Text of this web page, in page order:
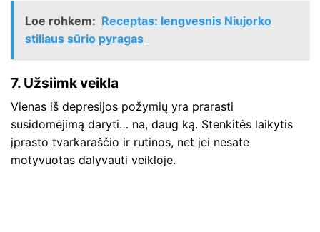
Loe rohkem: Receptas: lengvesnis Niujorko
stiliaus sūrio pyragas
7. Užsiimk veikla
Vienas iš depresijos požymių yra prarasti
susidomėjimą daryti… na, daug ką. Stenkitės laikytis
įprasto tvarkaraščio ir rutinos, net jei nesate
motyvuotas dalyvauti veikloje.